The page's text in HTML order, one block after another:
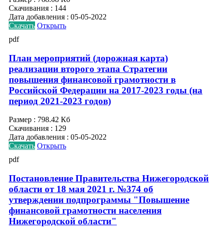
Скачивания : 144
Дата добавления : 05-05-2022
Скачать Открыть
pdf
План мероприятий (дорожная карта)
реализации второго этапа Стратегии
повышения финансовой грамотности в
Российской Федерации на 2017-2023 годы (на
период 2021-2023 годов)
Размер : 798.42 Кб
Скачивания : 129
Дата добавления : 05-05-2022
Скачать Открыть
pdf
Постановление Правительства Нижегородской
области от 18 мая 2021 г. №374 об
утверждении подпрограммы "Повышение
финансовой грамотности населения
Нижегородской области"